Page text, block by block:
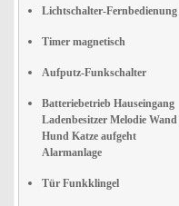
Lichtschalter-Fernbedienung
Timer magnetisch
Aufputz-Funkschalter
Batteriebetrieb Hauseingang
Ladenbesitzer Melodie Wand
Hund Katze aufgeht
Alarmanlage
Tür Funkklingel